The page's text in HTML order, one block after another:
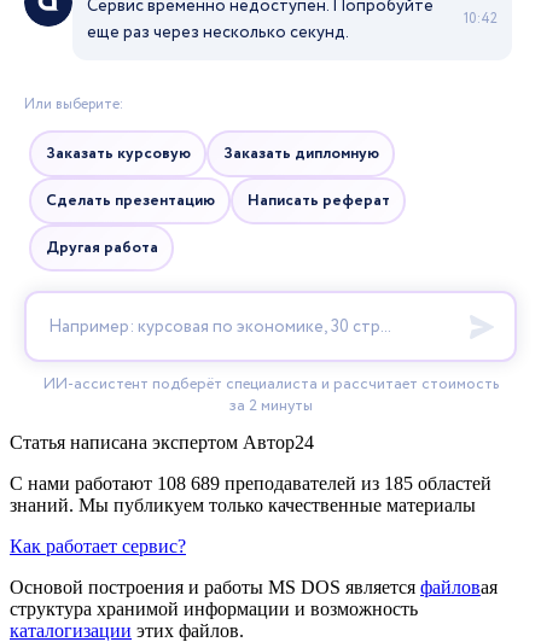
Статья написана экспертом Автор24
С нами работают 108 689 преподавателей из 185 областей
знаний. Мы публикуем только качественные материалы
Как работает сервис?
Основой построения и работы MS DOS является файловая
структура хранимой информации и возможность
каталогизации этих файлов.